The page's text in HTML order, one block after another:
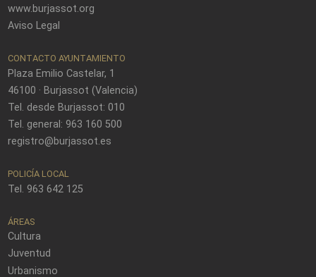
www.burjassot.org
Aviso Legal
CONTACTO AYUNTAMIENTO
Plaza Emilio Castelar, 1
46100 · Burjassot (Valencia)
Tel. desde Burjassot: 010
Tel. general: 963 160 500
registro@burjassot.es
POLICÍA LOCAL
Tel. 963 642 125
ÁREAS
Cultura
Juventud
Urbanismo